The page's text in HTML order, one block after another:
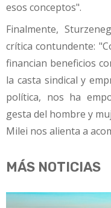
esos conceptos".
Finalmente,
crítica contundente:
financian beneficios
la casta sindical y
política, nos ha
gesta del hombre y
Milei nos alienta a
MÁS NOTICIAS